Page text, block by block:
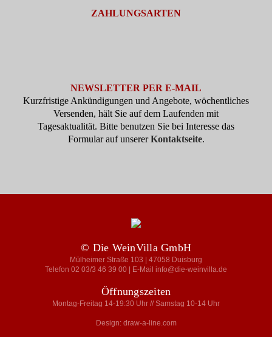
ZAHLUNGSARTEN
NEWSLETTER PER E-MAIL
Kurzfristige Ankündigungen und Angebote, wöchentliches
Versenden, hält Sie auf dem Laufenden mit
Tagesaktualität. Bitte benutzen Sie bei Interesse das
Formular auf unsererKontaktseite.
© Die WeinVilla GmbH
Mülheimer Straße 103 | 47058 Duisburg
Telefon 02 03/3 46 39 00 | E-Mail info@die-weinvilla.de
Öffnungszeiten
Montag-Freitag 14-19:30 Uhr // Samstag 10-14 Uhr
Design: draw-a-line.com